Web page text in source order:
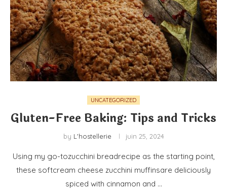
UNCATEGORIZED
Gluten-Free Baking: Tips and Tricks
by L'hostellerie juin 25, 2024
Using my go-tozucchini breadrecipe as the starting point,
these softcream cheese zucchini muffinsare deliciously
spiced with cinnamon and …